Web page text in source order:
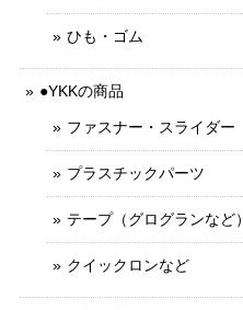
ひも・ゴム
●YKKの商品
ファスナー・スライダー
プラスチックパーツ
テープ（グログランなど）
クイックロンなど